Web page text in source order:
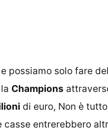
possiamo solo fare
Champions
di euro, Non è
casse entrerebbero